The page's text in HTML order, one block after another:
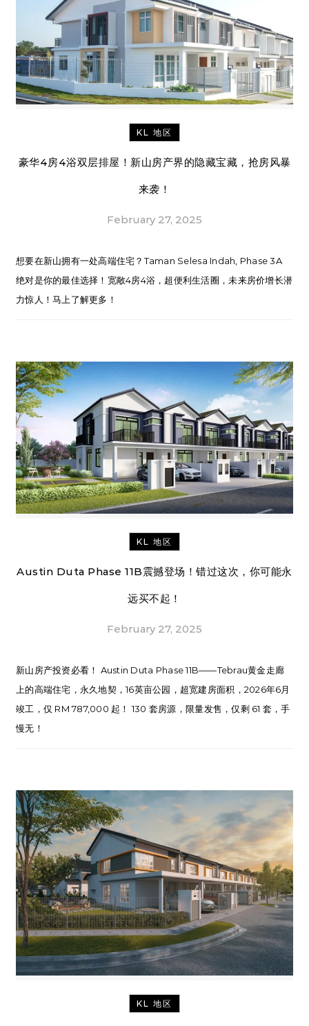
KL 地区
豪华4房4浴双层排屋！新山房产界的隐藏宝藏，抢房风暴
来袭！
February 27, 2025
想要在新山拥有一处高端住宅？Taman Selesa Indah, Phase 3A
绝对是你的最佳选择！宽敞4房4浴，超便利生活圈，未来房价增长潜
力惊人！马上了解更多！
KL 地区
Austin Duta Phase 11B震撼登场！错过这次，你可能永
远买不起！
February 27, 2025
新山房产投资必看！ Austin Duta Phase 11B——Tebrau黄金走廊
上的高端住宅，永久地契，16英亩公园，超宽建房面积，2026年6月
竣工，仅 RM 787,000 起！ 130 套房源，限量发售，仅剩 61 套，手
慢无！
KL 地区